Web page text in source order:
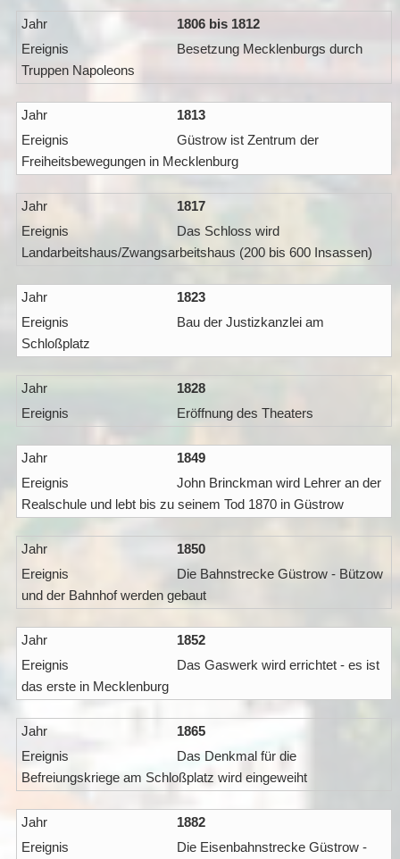
1806 bis 1812
Besetzung Mecklenburgs durch
Truppen Napoleons
1813
Güstrow ist Zentrum der
Freiheitsbewegungen in Mecklenburg
1817
Das Schloss wird
Landarbeitshaus/Zwangsarbeitshaus (200 bis 600 Insassen)
1823
Bau der Justizkanzlei am
Schloßplatz
1828
Eröffnung des Theaters
1849
John Brinckman wird Lehrer an der
Realschule und lebt bis zu seinem Tod 1870 in Güstrow
1850
Die Bahnstrecke Güstrow - Bützow
und der Bahnhof werden gebaut
1852
Das Gaswerk wird errichtet - es ist
das erste in Mecklenburg
1865
Das Denkmal für die
Befreiungskriege am Schloßplatz wird eingeweiht
1882
Die Eisenbahnstrecke Güstrow -